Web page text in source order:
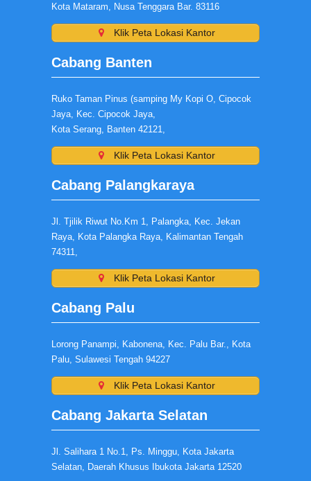
Kota Mataram, Nusa Tenggara Bar. 83116
Klik Peta Lokasi Kantor
Cabang Banten
Ruko Taman Pinus (samping My Kopi O, Cipocok
Jaya, Kec. Cipocok Jaya,
Kota Serang, Banten 42121,
Klik Peta Lokasi Kantor
Cabang Palangkaraya
Jl. Tjilik Riwut No.Km 1, Palangka, Kec. Jekan
Raya, Kota Palangka Raya, Kalimantan Tengah
74311,
Klik Peta Lokasi Kantor
Cabang Palu
Lorong Panampi, Kabonena, Kec. Palu Bar., Kota
Palu, Sulawesi Tengah 94227
Klik Peta Lokasi Kantor
Cabang Jakarta Selatan
Jl. Salihara 1 No.1, Ps. Minggu, Kota Jakarta
Selatan, Daerah Khusus Ibukota Jakarta 12520